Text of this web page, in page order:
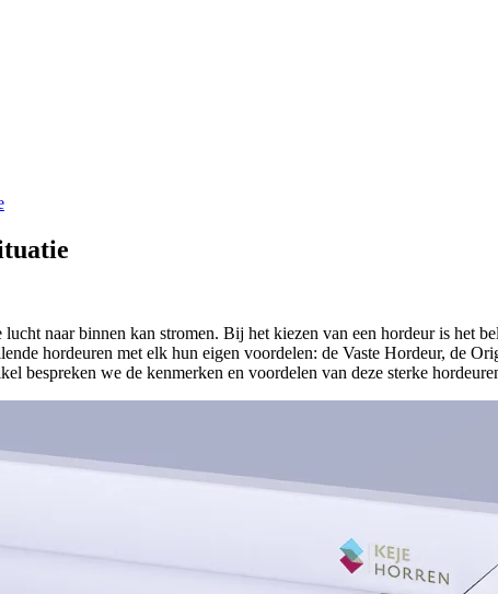
naar binnen kan stromen. Bij het kiezen van een hordeur is het
hordeuren met elk hun eigen voordelen: de Vaste Hordeur, de
bespreken we de kenmerken en voordelen van deze sterke